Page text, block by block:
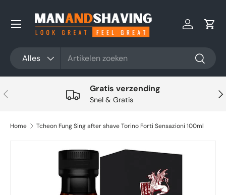
Ga naar inhoud
Alles Zoeken
Inloggen
Vorige Gratis verzending
Snel & Gratis
Home Tcheon Fung Sing after shave Torino Forti Sensazioni 100ml
Ga direct naar productinformatie